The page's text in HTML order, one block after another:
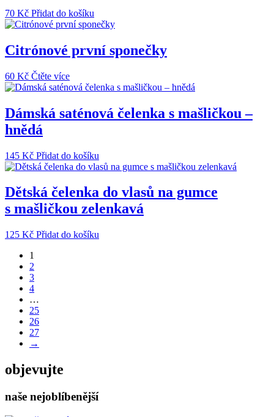
vybrat
stránce
produktu
70 Kč Přidat do košíku
Citrónové první sponečky
60 Kč Čtěte více
Dámská saténová čelenka s mašličkou –
hnědá
145 Kč Přidat do košíku
Dětská čelenka do vlasů na gumce
s mašličkou zelenkavá
125 Kč Přidat do košíku
1
2
3
4
…
25
26
27
→
objevujte
naše nejoblíbenější